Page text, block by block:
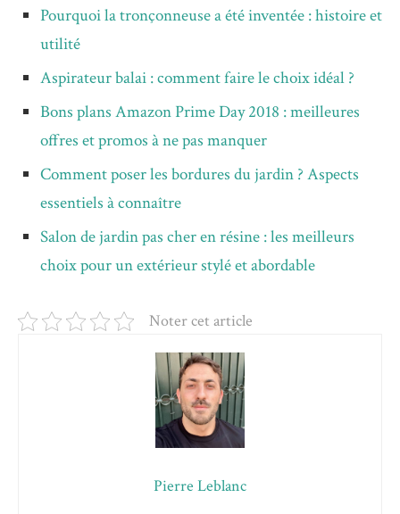
Pourquoi la tronçonneuse a été inventée : histoire et
utilité
Aspirateur balai : comment faire le choix idéal ?
Bons plans Amazon Prime Day 2018 : meilleures
offres et promos à ne pas manquer
Comment poser les bordures du jardin ? Aspects
essentiels à connaître
Salon de jardin pas cher en résine : les meilleurs
choix pour un extérieur stylé et abordable
Noter cet article
Pierre Leblanc